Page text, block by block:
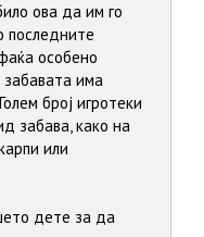
ова да им го
последните
особено
забавата има
број игротеки
забава, како на
или
дете за да